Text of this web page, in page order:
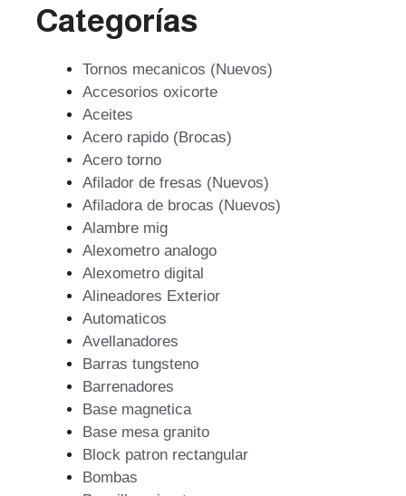
Categorías
Tornos mecanicos (Nuevos)
Accesorios oxicorte
Aceites
Acero rapido (Brocas)
Acero torno
Afilador de fresas (Nuevos)
Afiladora de brocas (Nuevos)
Alambre mig
Alexometro analogo
Alexometro digital
Alineadores Exterior
Automaticos
Avellanadores
Barras tungsteno
Barrenadores
Base magnetica
Base mesa granito
Block patron rectangular
Bombas